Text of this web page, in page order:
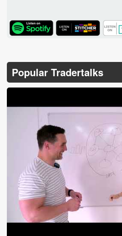
TuneIn
Popular Tradertalks